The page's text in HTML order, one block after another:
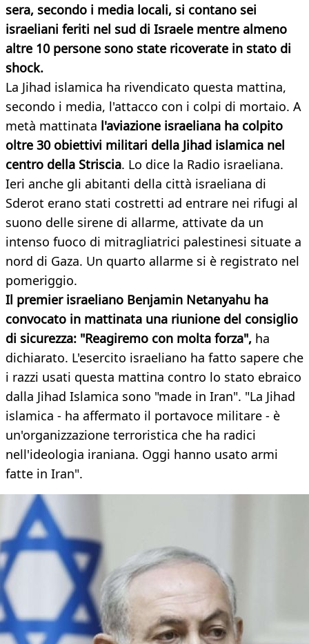
sera, secondo i media locali, si contano sei
israeliani feriti nel sud di Israele mentre almeno
altre 10 persone sono state ricoverate in stato di
shock.
La Jihad islamica ha rivendicato questa mattina,
secondo i media, l'attacco con i colpi di mortaio. A
metà mattinata l'aviazione israeliana ha colpito
oltre 30 obiettivi militari della Jihad islamica nel
centro della Striscia. Lo dice la Radio israeliana.
Ieri anche gli abitanti della città israeliana di
Sderot erano stati costretti ad entrare nei rifugi al
suono delle sirene di allarme, attivate da un
intenso fuoco di mitragliatrici palestinesi situate a
nord di Gaza. Un quarto allarme si è registrato nel
pomeriggio.
Il premier israeliano Benjamin Netanyahu ha
convocato in mattinata una riunione del consiglio
di sicurezza: "Reagiremo con molta forza", ha
dichiarato. L'esercito israeliano ha fatto sapere che
i razzi usati questa mattina contro lo stato ebraico
dalla Jihad Islamica sono "made in Iran". "La Jihad
islamica - ha affermato il portavoce militare - è
un'organizzazione terroristica che ha radici
nell'ideologia iraniana. Oggi hanno usato armi
fatte in Iran".